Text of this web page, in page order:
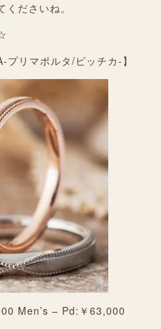
ださいね。
プリマポルタ/ピッチカ-】
Men’s – Pd:￥63,000